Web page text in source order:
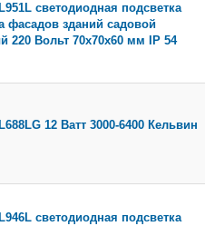
светодиодная подсветка
фасадов зданий садовой
220 Вольт 70х70х60 мм IP 54
12 Ватт 3000-6400 Кельвин
светодиодная подсветка